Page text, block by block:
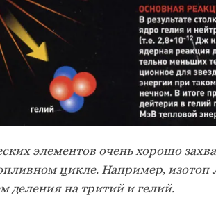
элементов очень хорошо
цикле. Например, изотоп
деления на тритий и гелий.